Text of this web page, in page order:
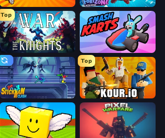
Shell Shockers Fortzone Battle Royale
Top
War the Knights Smash Karts
Stickman Clash
Top
Kour.io